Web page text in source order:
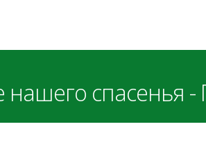
нашего спасенья